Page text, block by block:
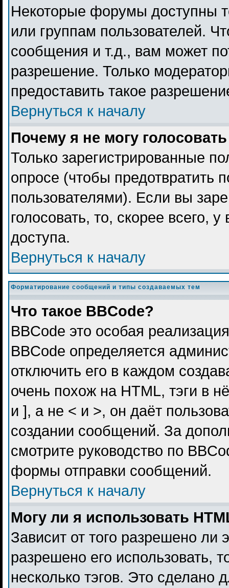
Некоторые форумы доступны
или группам пользователей.
сообщения и т.д., вам может
разрешение. Только
предоставить такое
Вернуться к началу
Почему я не могу
Только зарегистрированные
опросе (чтобы предотвратить
пользователями). Если вы
голосовать, то, скорее всего,
доступа.
Вернуться к началу
Форматирование сообщений и типы создаваемых тем
Что такое BBCode?
BBCode это особая
BBCode определяется
отключить его в каждом
очень похож на HTML, тэги в
и ], а не < и >, он даёт
создании сообщений. За
смотрите руководство по
формы отправки сообщений.
Вернуться к началу
Могу ли я использовать
Зависит от того разрешено ли
разрешено его использовать,
несколько тэгов. Это сделано